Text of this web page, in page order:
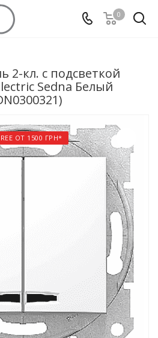
0
2-кл. с подсветкой
Sedna Белый
ОТ 1500 ГРН*